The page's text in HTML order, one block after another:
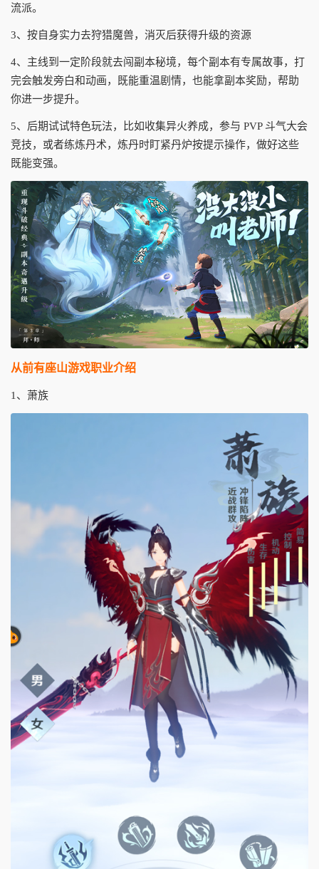
流派。
3、按自身实力去狩猎魔兽，消灭后获得升级的资源
4、主线到一定阶段就去闯副本秘境，每个副本有专属故事，打
完会触发旁白和动画，既能重温剧情，也能拿副本奖励，帮助
你进一步提升。
5、后期试试特色玩法，比如收集异火养成，参与 PVP 斗气大会
竞技，或者练炼丹术，炼丹时盯紧丹炉按提示操作，做好这些
既能变强。
从前有座山游戏职业介绍
1、萧族